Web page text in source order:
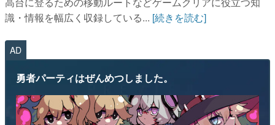
識・情報を幅広く収録している... [続きを読む]
AD
勇者パーティはぜんめつしました。